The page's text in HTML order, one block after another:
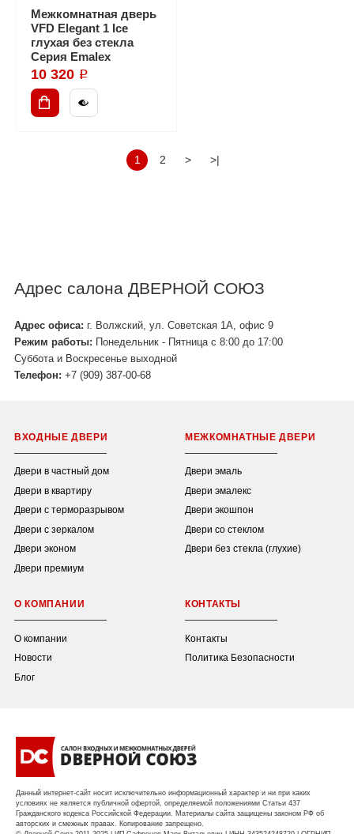
Межкомнатная дверь
VFD Elegant 1 Ice
глухая без стекла
Серия Emalex
10 320 ₽
1 2 > >|
Адрес салона ДВЕРНОЙ СОЮЗ
Адрес офиса: г. Волжский, ул. Советская 1А, офис 9
Режим работы: Понедельник - Пятница с 8:00 до 17:00
Суббота и Воскресенье выходной
Телефон: +7 (909) 387-00-68
ВХОДНЫЕ ДВЕРИ
Двери в частный дом
Двери в квартиру
Двери с терморазрывом
Двери с зеркалом
Двери эконом
Двери премиум
МЕЖКОМНАТНЫЕ ДВЕРИ
Двери эмаль
Двери эмалекс
Двери экошпон
Двери со стеклом
Двери без стекла (глухие)
О КОМПАНИИ
О компании
Новости
Блог
КОНТАКТЫ
Контакты
Политика Безопасности
Данный интернет-сайт носит исключительно информационный характер и ни при каких
условиях не является публичной офертой, определяемой положениями Статьи 437
Гражданского кодекса Российской Федерации. Материалы сайта защищены законом РФ об
авторских и смежных правах. Копирование запрещено.